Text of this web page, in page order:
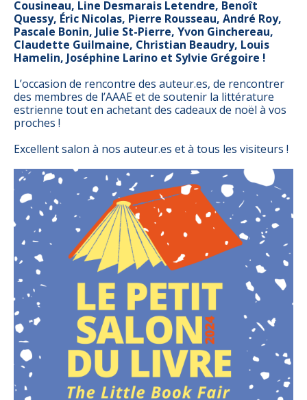
Cousineau, Line Desmarais Letendre, Benoît
Quessy, Éric Nicolas, Pierre Rousseau, André Roy,
Pascale Bonin, Julie St-Pierre, Yvon Ginchereau,
Claudette Guilmaine, Christian Beaudry, Louis
Hamelin, Joséphine Larino et Sylvie Grégoire !
L’occasion de rencontre des auteur.es, de rencontrer
des membres de l’AAAE et de soutenir la littérature
estrienne tout en achetant des cadeaux de noël à vos
proches !
Excellent salon à nos auteur.es et à tous les visiteurs !